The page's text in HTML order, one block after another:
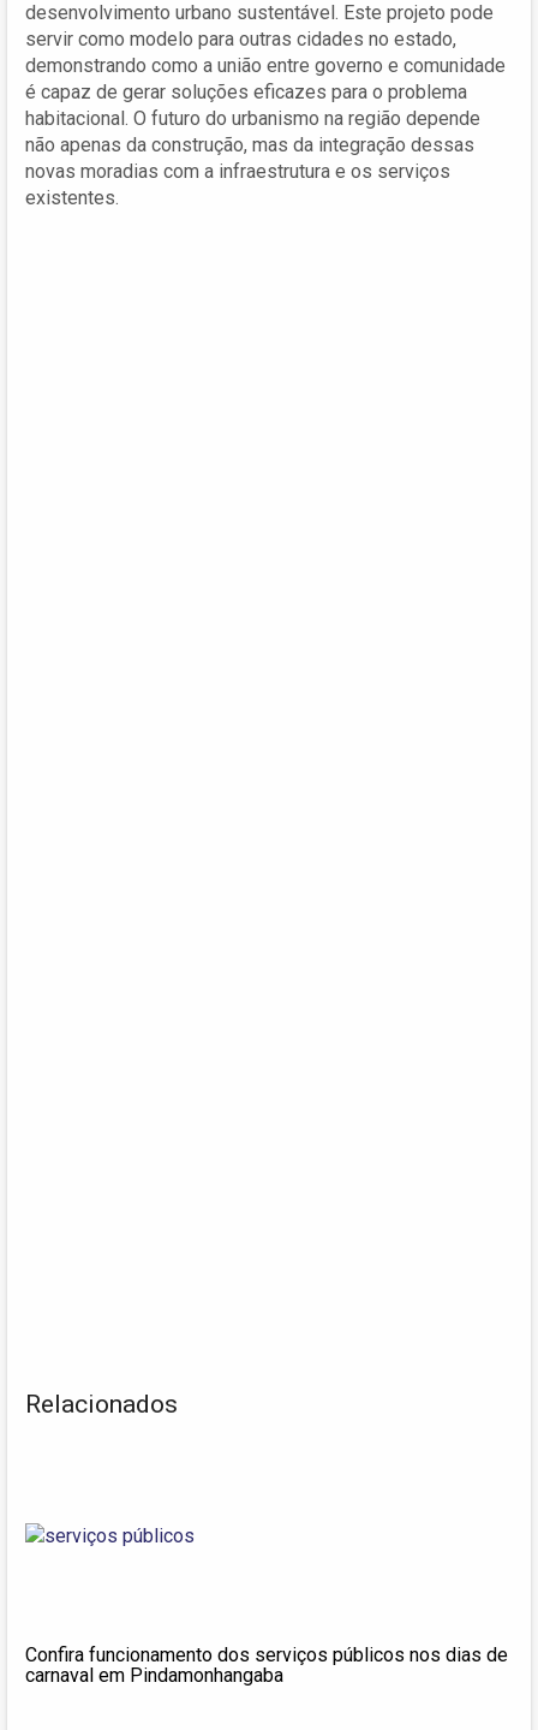
desenvolvimento urbano sustentável. Este projeto pode
servir como modelo para outras cidades no estado,
demonstrando como a união entre governo e comunidade
é capaz de gerar soluções eficazes para o problema
habitacional. O futuro do urbanismo na região depende
não apenas da construção, mas da integração dessas
novas moradias com a infraestrutura e os serviços
existentes.
Relacionados
Confira funcionamento dos serviços públicos nos dias de
carnaval em Pindamonhangaba